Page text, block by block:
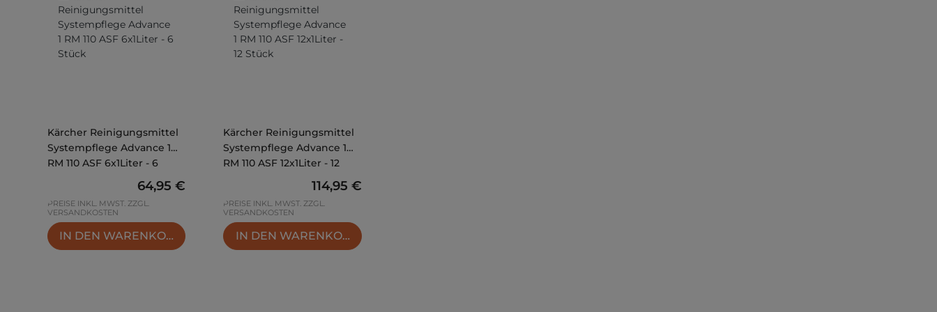
Kärcher Reinigungsmittel
Systempflege Advance 1
RM 110 ASF 6x1Liter - 6
Regulärer Preis:
64,95 €
PREISE INKL. MWST. ZZGL.
VERSANDKOSTEN
IN DEN WARENKORB
Kärcher Reinigungsmittel
Systempflege Advance 1
RM 110 ASF 12x1Liter - 12
Regulärer Preis:
114,95 €
PREISE INKL. MWST. ZZGL.
VERSANDKOSTEN
IN DEN WARENKORB